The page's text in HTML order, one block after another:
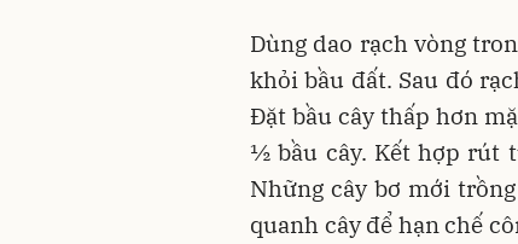
Dùng dao rạch vòng
khỏi bầu đất. Sau đó
Đặt bầu cây thấp hơn
½ bầu cây. Kết hợp rút
Những cây bơ mới
quanh cây để hạn chế